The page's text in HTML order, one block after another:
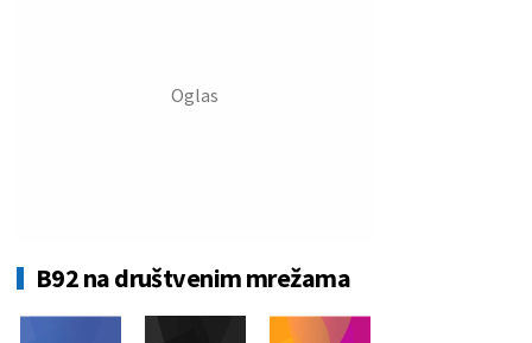
B92 na društvenim mrežama